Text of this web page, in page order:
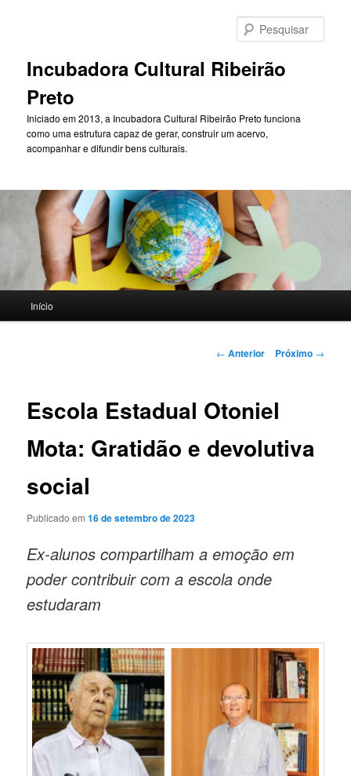
principalIncubadora Cultural Ribeirão
Preto
Iniciado em 2013, a Incubadora Cultural Ribeirão Preto funciona
como uma estrutura capaz de gerar, construir um acervo,
acompanhar e difundir bens culturais.
Início
Navegação
← Anterior Próximo →
Escola Estadual Otoniel
Mota: Gratidão e devolutiva
social
Publicado em16 de setembro de 2023
Ex-alunos compartilham a emoção em
poder contribuir com a escola onde
estudaram